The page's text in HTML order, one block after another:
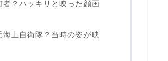
？ハッキリと映った顔画
上自衛隊？当時の姿が映